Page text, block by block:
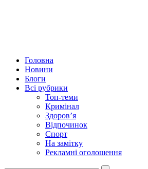
Головна
Новини
Блоги
Всі рубрики
Топ-теми
Кримінал
Здоров’я
Відпочинок
Спорт
На замітку
Рекламні оголошення